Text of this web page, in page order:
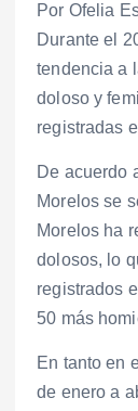
Por Ofelia
Durante el
tendencia a
doloso y
registradas
De acuerdo
Morelos se
Morelos ha
dolosos, lo
registrados
50 más
En tanto en
de enero a